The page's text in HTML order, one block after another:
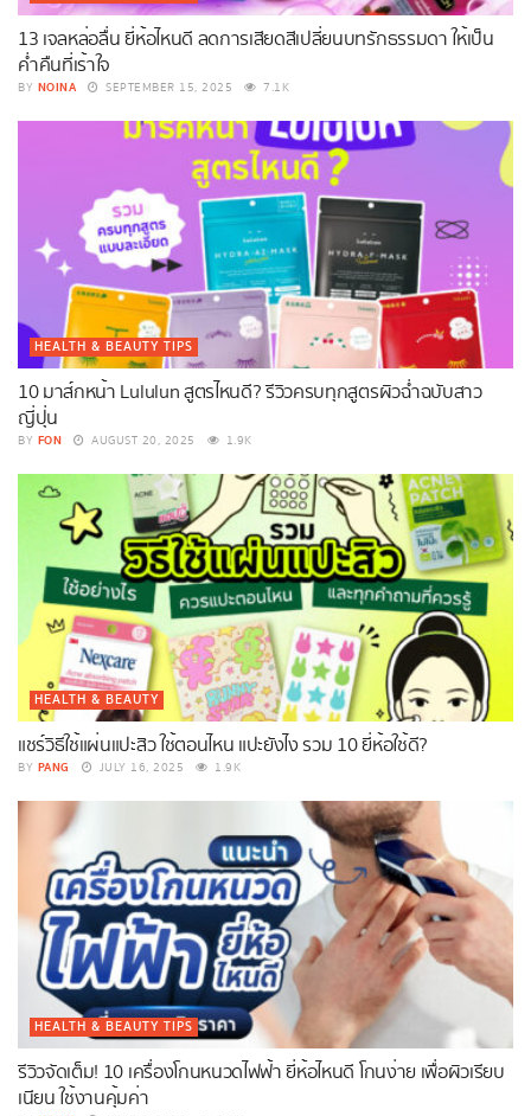
13 เจลหล่อลื่น ยี่ห้อไหนดี ลดการเสียดสีเปลี่ยนบทรักธรรมดา ให้เป็น
ค่ำคืนที่เร้าใจ
BY NOINA SEPTEMBER 15, 2025 7.1K
HEALTH & BEAUTY TIPS
10 มาส์กหน้า Lululun สูตรไหนดี? รีวิวครบทุกสูตรผิวฉ่ำฉบับสาว
ญี่ปุ่น
BY FON AUGUST 20, 2025 1.9K
HEALTH & BEAUTY
แชร์วิธีใช้แผ่นแปะสิว ใช้ตอนไหน แปะยังไง รวม 10 ยี่ห้อใช้ดี?
BY PANG JULY 16, 2025 1.9K
HEALTH & BEAUTY TIPS
รีวิวจัดเต็ม! 10 เครื่องโกนหนวดไฟฟ้า ยี่ห้อไหนดี โกนง่าย เพื่อผิวเรียบ
เนียน ใช้งานคุ้มค่า